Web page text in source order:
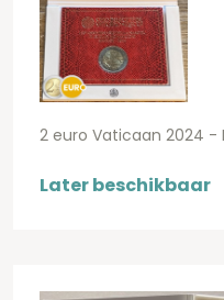
2 euro Vaticaan 2024 -
Later beschikbaar